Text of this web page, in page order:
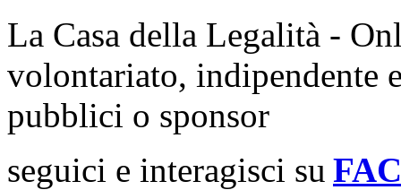
La Casa della Legalità -
volontariato, indipendente
pubblici o sponsor
seguici e interagisci su